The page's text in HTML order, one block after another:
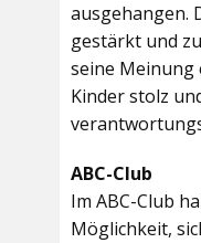
ausgehangen.
gestärkt und
seine Meinung
Kinder stolz
ABC-Club
Im ABC-Club
Möglichkeit,